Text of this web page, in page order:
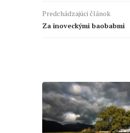
Predchádzajúci článok
Za inoveckými baobabmi